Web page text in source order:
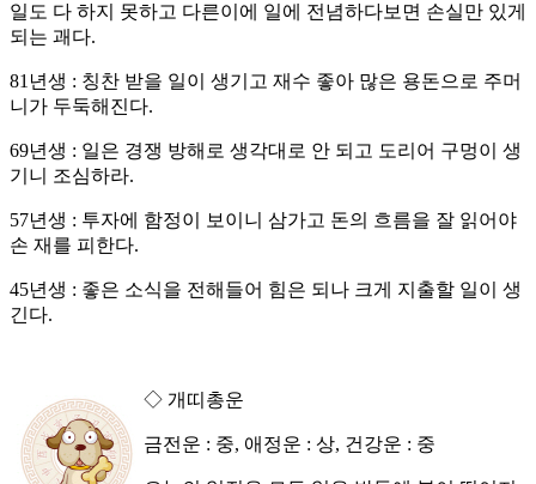
일도 다 하지 못하고 다른이에 일에 전념하다보면 손실만 있게
되는 괘다.
81년생 : 칭찬 받을 일이 생기고 재수 좋아 많은 용돈으로 주머
니가 두둑해진다.
69년생 : 일은 경쟁 방해로 생각대로 안 되고 도리어 구멍이 생
기니 조심하라.
57년생 : 투자에 함정이 보이니 삼가고 돈의 흐름을 잘 읽어야
손 재를 피한다.
45년생 : 좋은 소식을 전해들어 힘은 되나 크게 지출할 일이 생
긴다.
◇ 개띠총운
금전운 : 중, 애정운 : 상, 건강운 : 중